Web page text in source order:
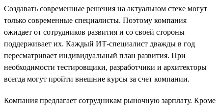
Создавать современные решения на актуальном стеке могут
только современные специалисты. Поэтому компания
ожидает от сотрудников развития и со своей стороны
поддерживает их. Каждый ИТ-специалист дважды в год
пересматривает индивидуальный план развития. При
необходимости тестировщики, разработчики и архитекторы
всегда могут пройти внешние курсы за счет компании.
Компания предлагает сотрудникам рыночную зарплату. Кроме